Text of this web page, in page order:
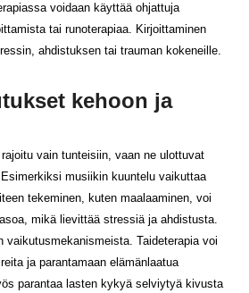
voidaan käyttää ohjattuja
tai runoterapiaa. Kirjoittaminen
ahdistuksen tai trauman kokeneille.
kehoon ja
vain tunteisiin, vaan ne ulottuvat
musiikin kuuntelu vaikuttaa
tekeminen, kuten maalaaminen, voi
mikä lievittää stressiä ja ahdistusta.
vaikutusmekanismeista. Taideterapia voi
ja parantamaan elämänlaatua
parantaa lasten kykyä selviytyä kivusta